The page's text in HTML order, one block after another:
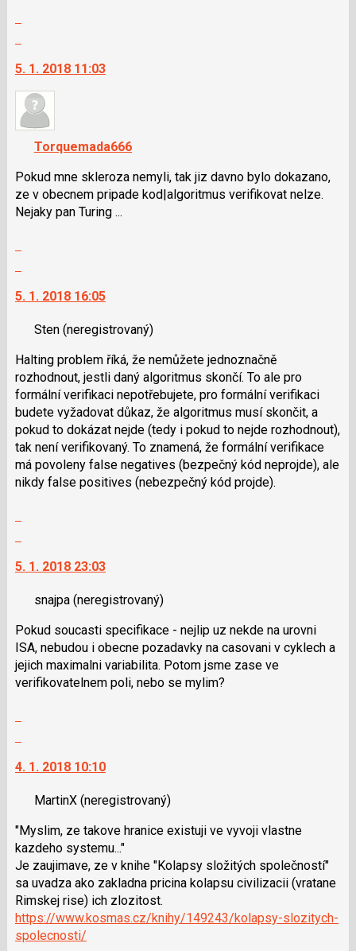
pro
následující
a
P
pro
předchozí
názor
další
názor.
navigaci
lze
použít
i
klávesy
P
předchozí
názor
5. 1. 2018 11:03
Torquemada666
Pokud mne skleroza nemyli, tak jiz davno bylo dokazano,
ze v obecnem pripade kod|algoritmus verifikovat nelze.
Nejaky pan Turing ...
další
názor.
navigaci
lze
použít
i
klávesy
N
pro
následující
předchozí
nový
názor
5. 1. 2018 16:05
Sten (neregistrovaný)
Halting problem říká, že nemůžete jednoznačně
rozhodnout, jestli daný algoritmus skončí. To ale pro
formální verifikaci nepotřebujete, pro formální verifikaci
budete vyžadovat důkaz, že algoritmus musí skončit, a
pokud to dokázat nejde (tedy i pokud to nejde rozhodnout),
tak není verifikovaný. To znamená, že formální verifikace
má povoleny false negatives (bezpečný kód neprojde), ale
nikdy false positives (nebezpečný kód projde).
další
názor.
navigaci
lze
použít
i
následující
a
P
předchozí
nový
názor
5. 1. 2018 23:03
snajpa (neregistrovaný)
Pokud soucasti specifikace - nejlip uz nekde na urovni
ISA, nebudou i obecne pozadavky na casovani v cyklech a
jejich maximalni variabilita. Potom jsme zase ve
verifikovatelnem poli, nebo se mylim?
další
názor.
navigaci
lze
použít
i
klávesy
N
pro
4. 1. 2018 10:10
MartinX (neregistrovaný)
"Myslim, ze takove hranice existuji ve vyvoji vlastne
kazdeho systemu..."
Je zaujimave, ze v knihe "Kolapsy složitých společností"
sa uvadza ako zakladna pricina kolapsu civilizacii (vratane
Rimskej rise) ich zlozitost.
https://www.kosmas.cz/knihy/149243/kolapsy-slozitych-
spolecnosti/